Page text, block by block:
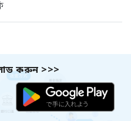
করুন >>>